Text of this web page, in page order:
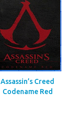
Assassin’s Creed
Codename Red